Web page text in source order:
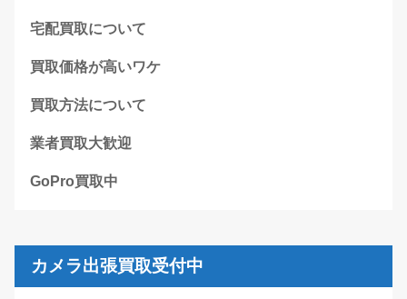
宅配買取について
買取価格が高いワケ
買取方法について
業者買取大歓迎
GoPro買取中
カメラ出張買取受付中